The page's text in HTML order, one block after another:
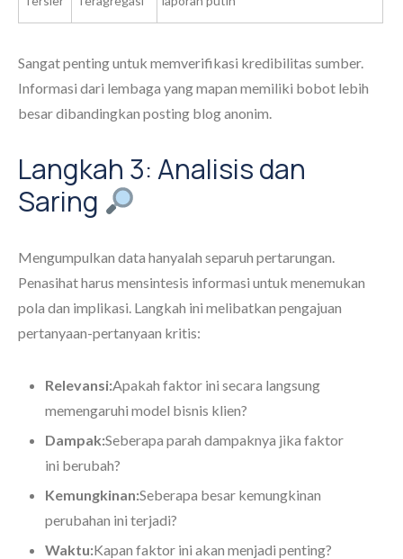
Sangat penting untuk memverifikasi kredibilitas sumber.
Informasi dari lembaga yang mapan memiliki bobot lebih
besar dibandingkan posting blog anonim.
Langkah 3: Analisis dan
Saring
Mengumpulkan data hanyalah separuh pertarungan.
Penasihat harus mensintesis informasi untuk menemukan
pola dan implikasi. Langkah ini melibatkan pengajuan
pertanyaan-pertanyaan kritis:
Relevansi:Apakah faktor ini secara langsung
memengaruhi model bisnis klien?
Dampak:Seberapa parah dampaknya jika faktor
ini berubah?
Kemungkinan:Seberapa besar kemungkinan
perubahan ini terjadi?
Waktu:Kapan faktor ini akan menjadi penting?